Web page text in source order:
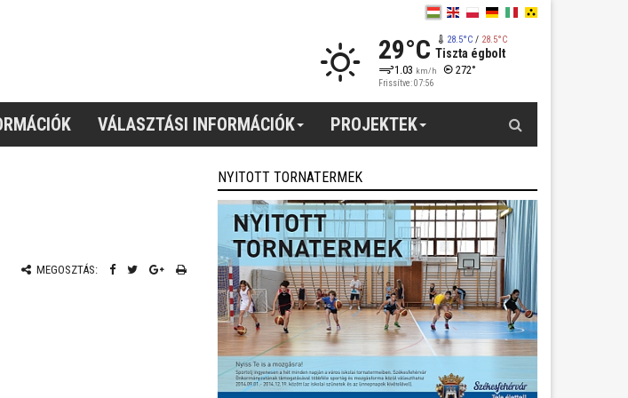
29°C 28.5°C/ 28.5°C
Tiszta égbolt
1.03 km/h 272°
Frissítve: 07:56
VÁLASZTÁSI INFORMÁCIÓK PROJEKTEK
MEGOSZTÁS:
NYITOTT TORNATERMEK